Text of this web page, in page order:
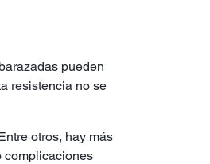
pueden
resistencia no se
otros, hay más
complicaciones